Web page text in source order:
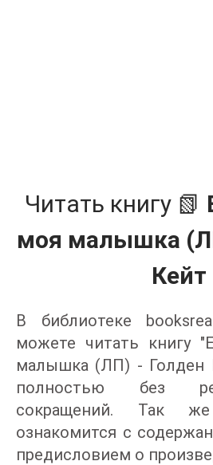
Читать книгу 📗
моя малышка
Кейт
В библиотеке
можете читать книгу
малышка (ЛП) - Голден
полностью без
сокращений. Так
ознакомится с
предисловием о